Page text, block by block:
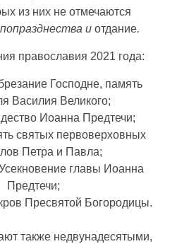
из них не отмечаются
попразднества и отдание.
православия 2021 года:
Господне, память
Василия Великого;
Иоанна Предтечи;
святых первоверховных
Петра и Павла;
главы Иоанна
Предтечи;
Пресвятой Богородицы.
также недвунадесятыми,